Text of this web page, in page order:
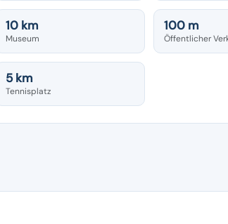
10 km
Museum
100 m
Öffentlicher
5 km
Tennisplatz